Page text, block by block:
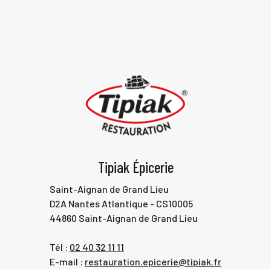
Tipiak Épicerie
Saint-Aignan de Grand Lieu
D2A Nantes Atlantique - CS10005
44860 Saint-Aignan de Grand Lieu
Tél : 02 40 32 11 11
E-mail : restauration.epicerie@tipiak.fr